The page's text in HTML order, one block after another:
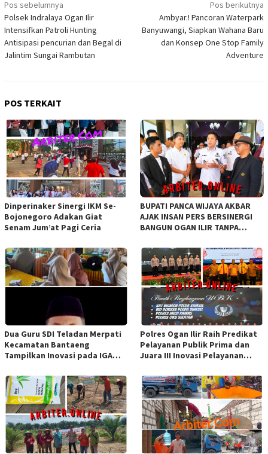
Navigasi
pos
Pos sebelumnya
Polsek Indralaya Ogan Ilir
Intensifkan Patroli Hunting
Antisipasi pencurian dan Begal di
Jalintim Sungai Rambutan
Pos berikutnya
Ambyar.! Pancoran Waterpark
Banyuwangi, Siapkan Wahana Baru
dan Konsep One Stop Family
Adventure
POS TERKAIT
Dinperinaker Sinergi IKM Se-
Bojonegoro Adakan Giat
Senam Jum’at Pagi Ceria
BUPATI PANCA WIJAYA AKBAR
AJAK INSAN PERS BERSINERGI
BANGUN OGAN ILIR TANPA
Dua Guru SDI Teladan Merpati
Kecamatan Bantaeng
Tampilkan Inovasi pada IGA
Sulawesi
Polres Ogan Ilir Raih Predikat
Pelayanan Publik Prima dan
Juara III Inovasi Pelayanan